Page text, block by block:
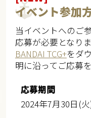
イベント参加
当イベントへのご参
応募が必要となりま
BANDAI TCG+をダ
明に沿ってご応募
応募期間
2024年7月30日(